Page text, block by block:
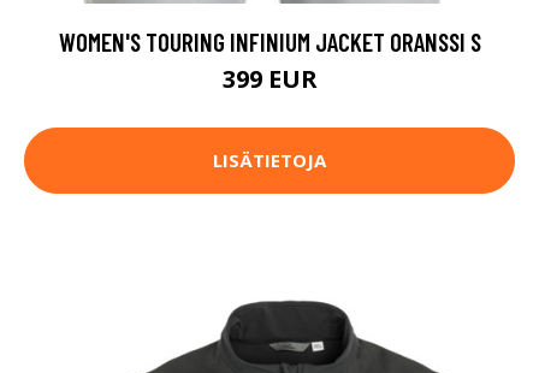
WOMEN'S TOURING INFINIUM JACKET ORANSSI S
399 EUR
LISÄTIETOJA